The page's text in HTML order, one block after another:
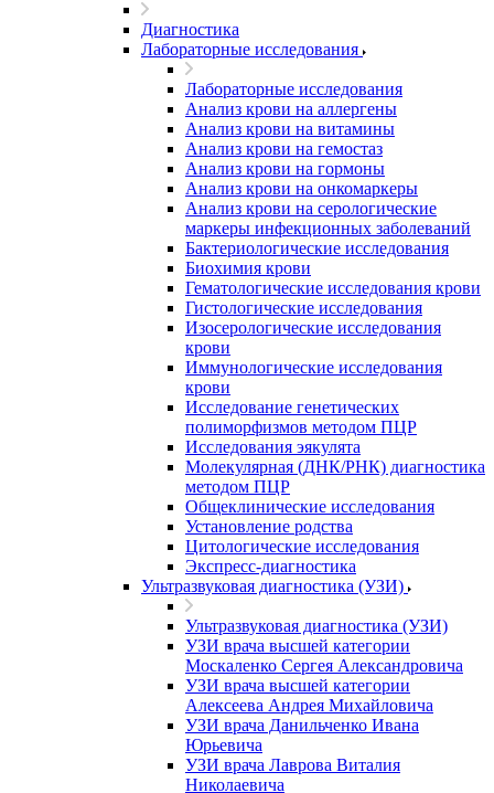
Диагностика
Лабораторные исследования
Лабораторные исследования
Анализ крови на аллергены
Анализ крови на витамины
Анализ крови на гемостаз
Анализ крови на гормоны
Анализ крови на онкомаркеры
Анализ крови на серологические
маркеры инфекционных заболеваний
Бактериологические исследования
Биохимия крови
Гематологические исследования крови
Гистологические исследования
Изосерологические исследования
крови
Иммунологические исследования
крови
Исследование генетических
полиморфизмов методом ПЦР
Исследования эякулята
Молекулярная (ДНК/РНК) диагностика
методом ПЦР
Общеклинические исследования
Установление родства
Цитологические исследования
Экспресс-диагностика
Ультразвуковая диагностика (УЗИ)
Ультразвуковая диагностика (УЗИ)
УЗИ врача высшей категории
Москаленко Сергея Александровича
УЗИ врача высшей категории
Алексеева Андрея Михайловича
УЗИ врача Данильченко Ивана
Юрьевича
УЗИ врача Лаврова Виталия
Николаевича